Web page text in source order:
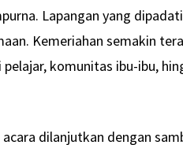
Lapangan yang
Kemeriahan semakin
pelajar, komunitas ibu-ibu,
acara dilanjutkan dengan